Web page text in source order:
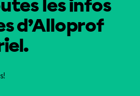
les infos
d’Alloprof